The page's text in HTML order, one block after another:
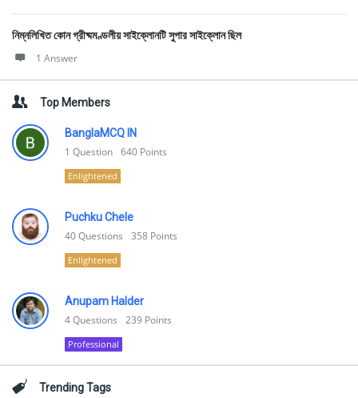
নিম্নলিখিত কোন গ্রীষ্মমণ্ডলীয় সাইক্লোনটি সুপার সাইক্লোন ছিল
1 Answer
Top Members
BanglaMCQ IN
1 Question 640 Points
Enlightened
Puchku Chele
40Questions 358 Points
Enlightened
Anupam Halder
4Questions 239 Points
Professional
Trending Tags